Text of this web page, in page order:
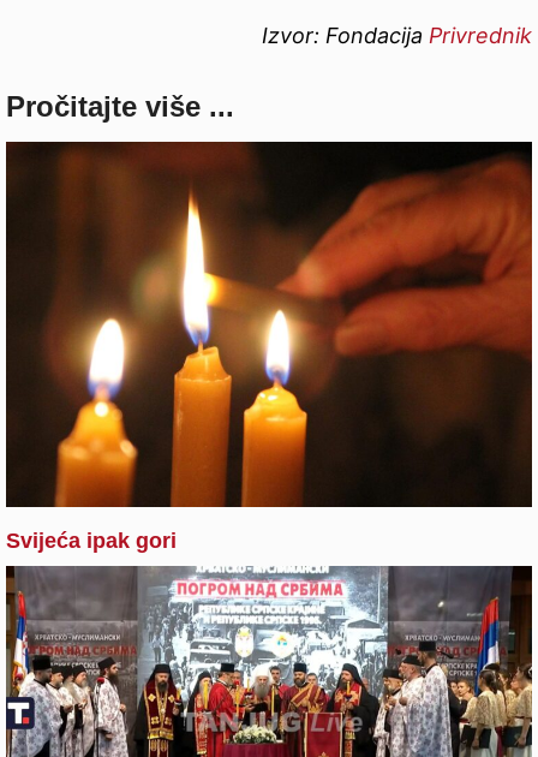
Izvor: Fondacija Privrednik
Pročitajte više ...
Svijeća ipak gori